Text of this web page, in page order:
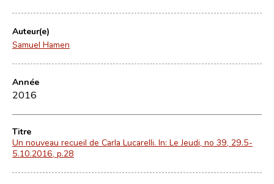
Auteur(e)
Samuel Hamen
Année
2016
Titre
Un nouveau recueil de Carla Lucarelli. In: Le Jeudi, no 39, 29.5-
5.10.2016, p.28